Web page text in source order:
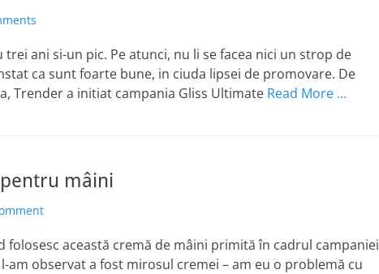
ani si-un pic. Pe atunci, nu li se facea nici un strop de
ca sunt foarte bune, in ciuda lipsei de promovare. De
Trender a initiat campania Gliss Ultimate Read More …
mâini
folosesc această cremă de mâini primită în cadrul campaniei
observat a fost mirosul cremei – am eu o problemă cu